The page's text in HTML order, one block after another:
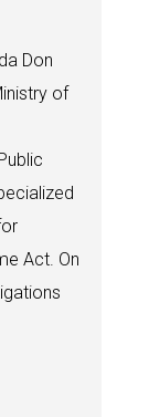
Don
of
Act. On